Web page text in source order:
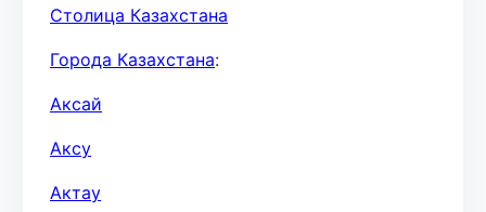
Столица Казахстана
Города Казахстана:
Аксай
Аксу
Актау